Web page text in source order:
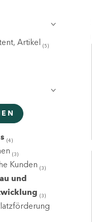
Artikel (5)
(4)
(3)
Kunden (3)
und
(3)